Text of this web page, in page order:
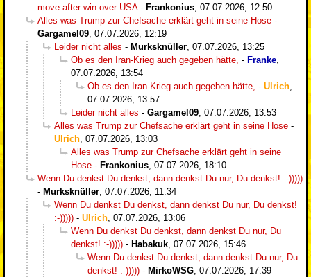
move after win over USA- Frankonius 07.07.2026, 12:50
Alles was Trump zur Chefsache erklärt geht in seine Hose -
Gargamel09 07.07.2026, 12:19
Leider nicht alles - Murksknüller 07.07.2026, 13:25
Ob es den Iran-Krieg auch gegeben hätte, - Franke
07.07.2026, 13:54
Ob es den Iran-Krieg auch gegeben hätte, - Ulrich
07.07.2026, 13:57
Leider nicht alles - Gargamel09 07.07.2026, 13:53
Alles was Trump zur Chefsache erklärt geht in seine Hose -
Ulrich 07.07.2026, 13:03
Alles was Trump zur Chefsache erklärt geht in seine
Hose - Frankonius 07.07.2026, 18:10
Wenn Du denkst Du denkst, dann denkst Du nur, Du denkst! :-)))))
- Murksknüller 07.07.2026, 11:34
Wenn Du denkst Du denkst, dann denkst Du nur, Du denkst!
:-))))) - Ulrich 07.07.2026, 13:06
Wenn Du denkst Du denkst, dann denkst Du nur, Du
denkst! :-))))) - Habakuk 07.07.2026, 15:46
Wenn Du denkst Du denkst, dann denkst Du nur, Du
denkst! :-))))) - MirkoWSG 07.07.2026, 17:39